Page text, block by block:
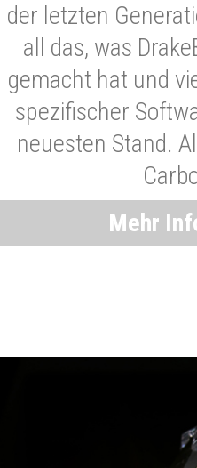
der letzten
all das, was
gemacht hat und
spezifischer
neuesten Stand.
Mehr